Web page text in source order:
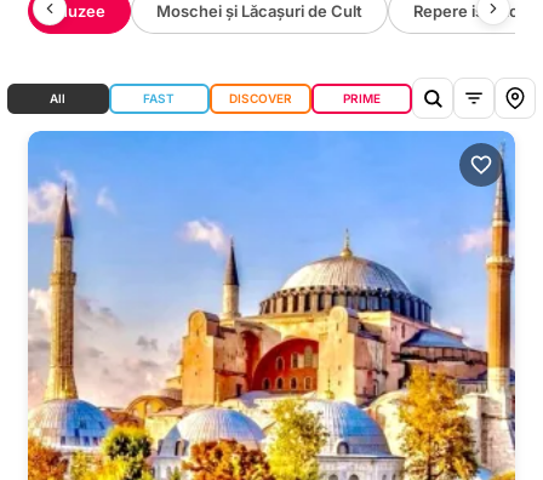
Muzee Moschei și Lăcașuri de Cult Repere istorice
All FAST DISCOVER PRIME